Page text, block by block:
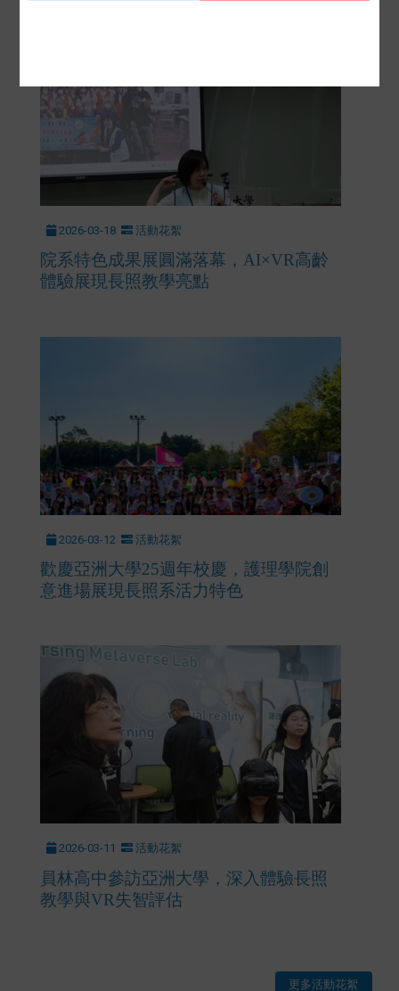
2026-03-18 活動花絮
院系特色成果展圓滿落幕，AI×VR高齡
體驗展現長照教學亮點
2026-03-12 活動花絮
歡慶亞洲大學25週年校慶，護理學院創
意進場展現長照系活力特色
2026-03-11 活動花絮
員林高中參訪亞洲大學，深入體驗長照
教學與VR失智評估
更多活動花絮